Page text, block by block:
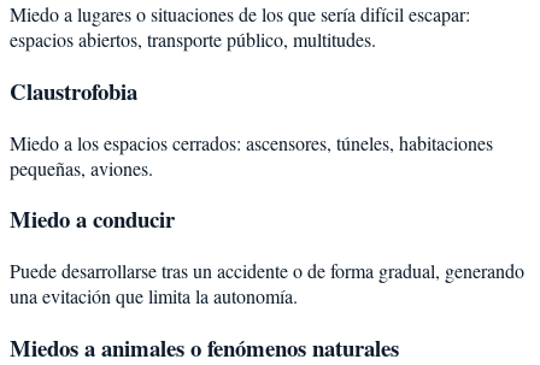
Miedo a lugares o situaciones de los que sería difícil escapar:
espacios abiertos, transporte público, multitudes.
Claustrofobia
Miedo a los espacios cerrados: ascensores, túneles, habitaciones
pequeñas, aviones.
Miedo a conducir
Puede desarrollarse tras un accidente o de forma gradual, generando
una evitación que limita la autonomía.
Miedos a animales o fenómenos naturales